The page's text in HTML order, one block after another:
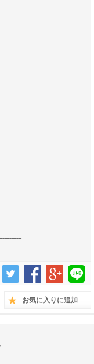
お気に入りに追加